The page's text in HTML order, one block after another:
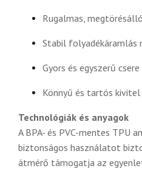
Rugalmas,
Stabil folyadékáramlás
Gyors és egyszerű csere
Könnyű és tartós kivitel
Technológiák és anyagok
A BPA- és PVC-mentes TPU
biztonságos használatot
átmérő támogatja az